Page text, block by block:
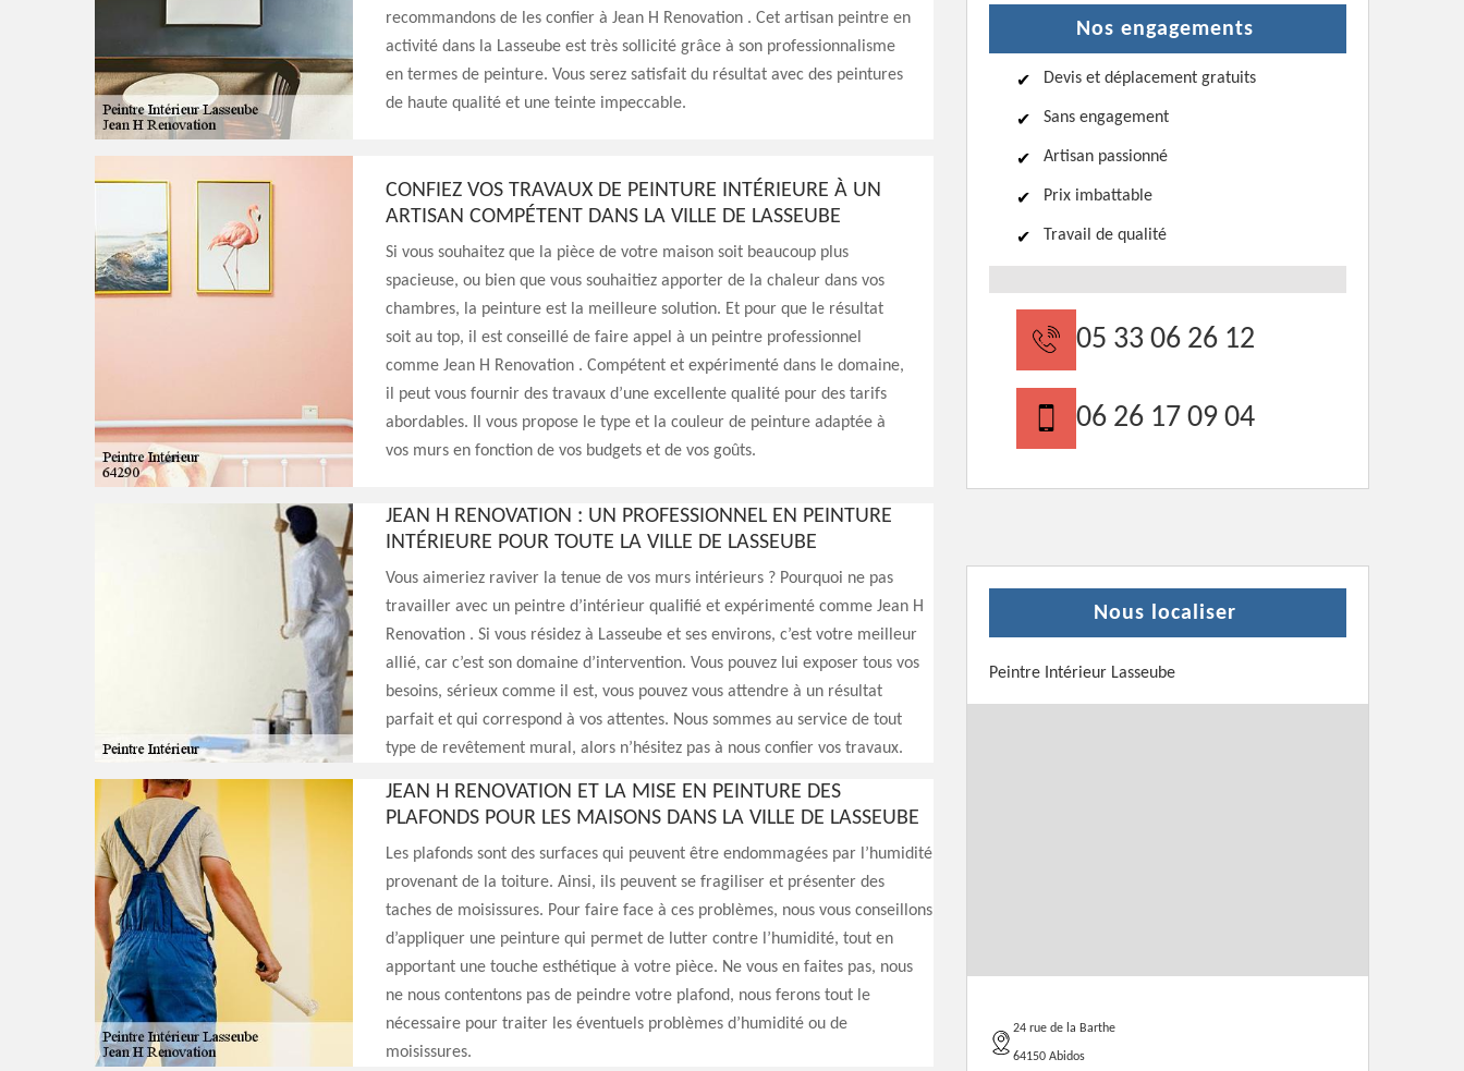
recommandons de les confier à Jean H Renovation . Cet artisan peintre en
activité dans la Lasseube est très sollicité grâce à son professionnalisme
en termes de peinture. Vous serez satisfait du résultat avec des peintures
de haute qualité et une teinte impeccable.
CONFIEZ VOS TRAVAUX DE PEINTURE INTÉRIEURE À UN
ARTISAN COMPÉTENT DANS LA VILLE DE LASSEUBE
Si vous souhaitez que la pièce de votre maison soit beaucoup plus
spacieuse, ou bien que vous souhaitiez apporter de la chaleur dans vos
chambres, la peinture est la meilleure solution. Et pour que le résultat
soit au top, il est conseillé de faire appel à un peintre professionnel
comme Jean H Renovation . Compétent et expérimenté dans le domaine,
il peut vous fournir des travaux d’une excellente qualité pour des tarifs
abordables. Il vous propose le type et la couleur de peinture adaptée à
vos murs en fonction de vos budgets et de vos goûts.
JEAN H RENOVATION : UN PROFESSIONNEL EN PEINTURE
INTÉRIEURE POUR TOUTE LA VILLE DE LASSEUBE
Vous aimeriez raviver la tenue de vos murs intérieurs ? Pourquoi ne pas
travailler avec un peintre d’intérieur qualifié et expérimenté comme Jean H
Renovation . Si vous résidez à Lasseube et ses environs, c’est votre meilleur
allié, car c’est son domaine d’intervention. Vous pouvez lui exposer tous vos
besoins, sérieux comme il est, vous pouvez vous attendre à un résultat
parfait et qui correspond à vos attentes. Nous sommes au service de tout
type de revêtement mural, alors n’hésitez pas à nous confier vos travaux.
JEAN H RENOVATION ET LA MISE EN PEINTURE DES
PLAFONDS POUR LES MAISONS DANS LA VILLE DE LASSEUBE
Les plafonds sont des surfaces qui peuvent être endommagées par l’humidité
provenant de la toiture. Ainsi, ils peuvent se fragiliser et présenter des
taches de moisissures. Pour faire face à ces problèmes, nous vous conseillons
d’appliquer une peinture qui permet de lutter contre l’humidité, tout en
apportant une touche esthétique à votre pièce. Ne vous en faites pas, nous
ne nous contentons pas de peindre votre plafond, nous ferons tout le
nécessaire pour traiter les éventuels problèmes d’humidité ou de
moisissures.
Nos engagements
Devis et déplacement gratuits
Sans engagement
Artisan passionné
Prix imbattable
Travail de qualité
05 33 06 26 12
06 26 17 09 04
Nous localiser
Peintre Intérieur Lasseube
24 rue de la Barthe
64150 Abidos